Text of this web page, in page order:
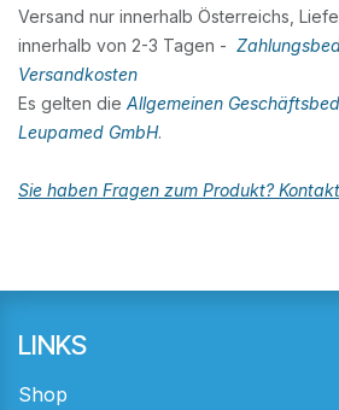
Versand nur innerhalb Österreichs,
innerhalb von 2-3 Tagen -
Versandkosten
Es gelten die Allgemeinen
Leupamed GmbH.
Sie haben Fragen zum Produkt?
LINKS
Shop